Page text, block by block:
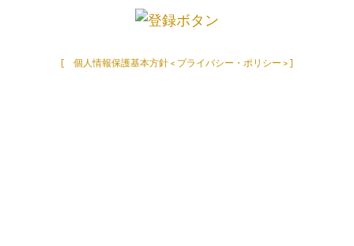
[ 個人情報保護基本方針 < プライバシー・ポリシー > ]